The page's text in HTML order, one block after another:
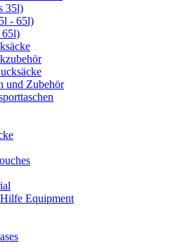
35l)
- 65l)
65l)
und Zubehör
Equipment